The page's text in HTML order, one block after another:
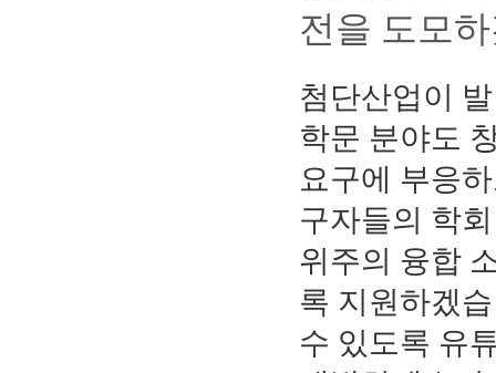
전을 도모
첨단산업이
학문 분야도
요구에 부응
구자들의 학
위주의 융합
록 지원하겠
수 있도록 유